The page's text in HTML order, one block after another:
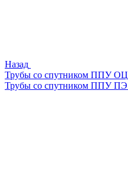
Назад
Трубы со спутником ППУ ОЦ
Трубы со спутником ППУ ПЭ